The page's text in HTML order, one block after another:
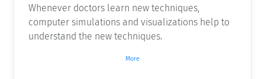
Whenever doctors learn new techniques,
computer simulations and visualizations help to
understand the new techniques.
More